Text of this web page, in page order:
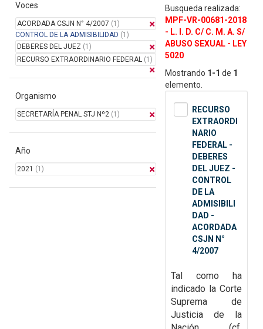
Manual del Usuario
Voces
ACORDADA CSJN N° 4/2007 (1)
CONTROL DE LA ADMISIBILIDAD (1)
DEBERES DEL JUEZ (1)
RECURSO EXTRAORDINARIO FEDERAL (1)
Organismo
SECRETARÍA PENAL STJ Nº2 (1)
Año
2021 (1)
Busqueda realizada:
MPF-VR-00681-2018
- L. I. D. C/ C. M. A. S/
ABUSO SEXUAL - LEY
5020
Mostrando 1-1 de 1
elemento.
RECURSO
EXTRAORDI
NARIO
FEDERAL -
DEBERES
DEL JUEZ -
CONTROL
DE LA
ADMISIBILI
DAD -
ACORDADA
CSJN N°
4/2007
Tal como ha
indicado la Corte
Suprema de
Justicia de la